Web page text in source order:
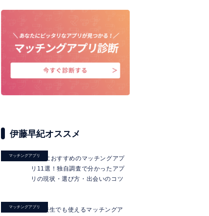
伊藤早紀オススメ
マッチングアプリ40代におすすめのマッチングアプ
リ11選！独自調査で分かったアプ
リの現状・選び方・出会いのコツ
マッチングアプリ高校生でも使えるマッチングア